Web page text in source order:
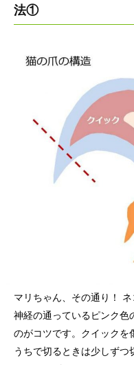
法①
マリちゃん、その通り！
神経の通っているピンク色
のがコツです。クイックを
うちで切るときは少しずつ